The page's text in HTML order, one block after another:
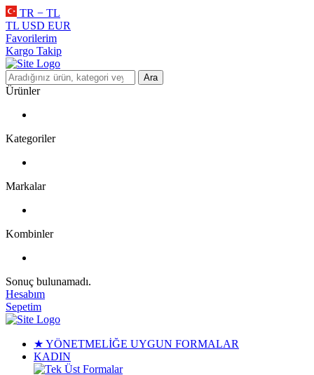
TR − TL
TL USD EUR
Favorilerim
Kargo Takip
Ara
Ürünler
Kategoriler
Markalar
Kombinler
Sonuç bulunamadı.
Hesabım
Sepetim
★ YÖNETMELİĞE UYGUN FORMALAR
KADIN